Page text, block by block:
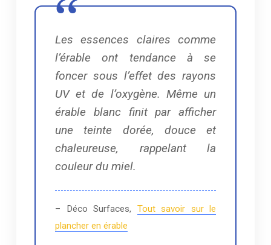
Les essences claires comme
l’érable ont tendance à se
foncer sous l’effet des rayons
UV et de l’oxygène. Même un
érable blanc finit par afficher
une teinte dorée, douce et
chaleureuse, rappelant la
couleur du miel.
– Déco Surfaces, Tout savoir sur le
plancher en érable